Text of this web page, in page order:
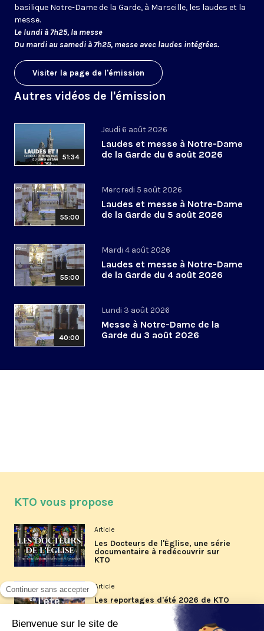
basilique Notre-Dame de la Garde, à Marseille, les laudes et la
messe.
Le lundi à 7h25, la messe
Du mardi au samedi à 7h25, messe avec laudes intégrées.
Visiter la page de l'émission
Autres vidéos de l'émission
51:34
Jeudi 6 août 2026
Laudes et messe à Notre-Dame
de la Garde du 6 août 2026
55:00
Mercredi 5 août 2026
Laudes et messe à Notre-Dame
de la Garde du 5 août 2026
55:00
Mardi 4 août 2026
Laudes et messe à Notre-Dame
de la Garde du 4 août 2026
40:00
Lundi 3 août 2026
Messe à Notre-Dame de la
Garde du 3 août 2026
KTO vous propose
Article
Les Docteurs de l'Église, une série
documentaire à redécouvrir sur
KTO
Article
Les reportages d'été 2026 de KTO